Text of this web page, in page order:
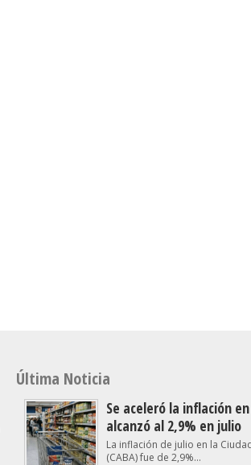
Última Noticia
Se aceleró la inflación
alcanzó al 2,9% en julio
La inflación de julio en la
(CABA) fue de 2,9%...